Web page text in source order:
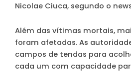
Nicolae Ciuca, segundo o
Além das vítimas mortais,
foram afetadas. As
campos de tendas para
cada um com capacidade